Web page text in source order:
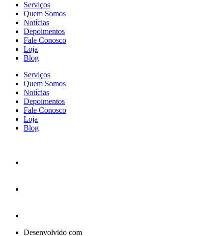
Serviços
Quem Somos
Notícias
Depoimentos
Fale Conosco
Loja
Blog
Serviços
Quem Somos
Notícias
Depoimentos
Fale Conosco
Loja
Blog
Desenvolvido com